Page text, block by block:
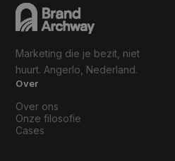
Marketing die je bezit, niet
huurt. Angerlo, Nederland.
Over
Over ons
Onze filosofie
Cases